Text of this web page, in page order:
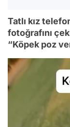
Tatlı kız
fotoğrafını
“Köpek poz